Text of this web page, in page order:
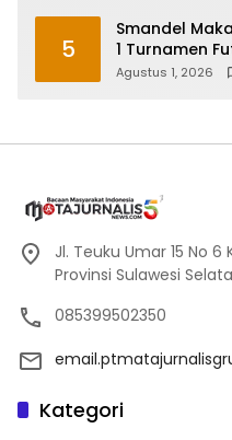
5
Smandel
1 Turnamen
Agustus 1, 2026
Jl. Teuku Umar 15 No
Provinsi Sulawesi
085399502350
Kategori